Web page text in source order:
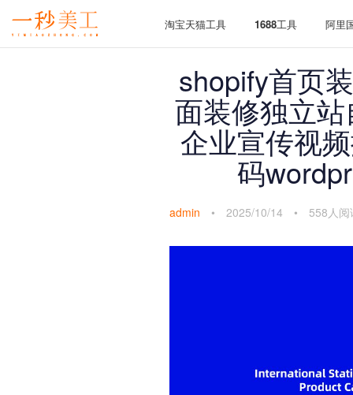
淘宝天猫工具 1688工具 阿里
shopify首页
面装修独立
企业宣传视
码
admin • 2025/10/14 • 558人阅